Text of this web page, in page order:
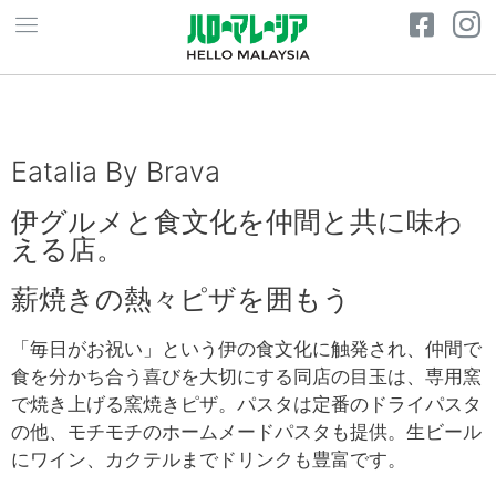
Eatalia By Brava
伊グルメと食文化を仲間と共に味わ
える店。
薪焼きの熱々ピザを囲もう
「毎日がお祝い」という伊の食文化に触発され、仲間で
食を分かち合う喜びを大切にする同店の目玉は、専用窯
で焼き上げる窯焼きピザ。パスタは定番のドライパスタ
の他、モチモチのホームメードパスタも提供。生ビール
にワイン、カクテルまでドリンクも豊富です。